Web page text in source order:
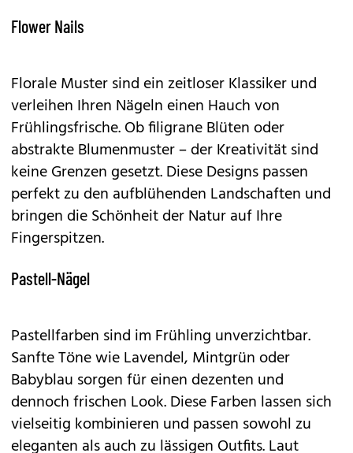
Flower Nails
Florale Muster sind ein zeitloser Klassiker und
verleihen Ihren Nägeln einen Hauch von
Frühlingsfrische. Ob filigrane Blüten oder
abstrakte Blumenmuster – der Kreativität sind
keine Grenzen gesetzt. Diese Designs passen
perfekt zu den aufblühenden Landschaften und
bringen die Schönheit der Natur auf Ihre
Fingerspitzen.
Pastell-Nägel
Pastellfarben sind im Frühling unverzichtbar.
Sanfte Töne wie Lavendel, Mintgrün oder
Babyblau sorgen für einen dezenten und
dennoch frischen Look. Diese Farben lassen sich
vielseitig kombinieren und passen sowohl zu
eleganten als auch zu lässigen Outfits. Laut